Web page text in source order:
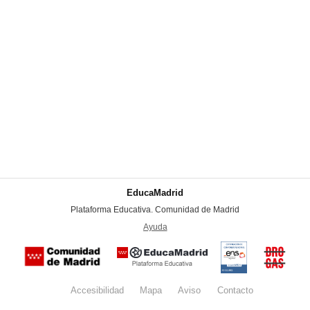
EducaMadrid
Plataforma Educativa. Comunidad de Madrid
Ayuda
Certificación
conformidad
con el
Nacional de
Seguridad
del
Accesibilidad Mapa Aviso legalContacto